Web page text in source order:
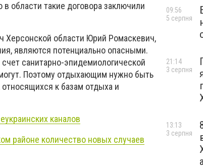
области такие договора заключили
Херсонской области Юрий Ромаскевич,
являются потенциально опасными.
санитарно-эпидемиологической
Поэтому отдыхающим нужно быть
к базам отдыха и
каналов
районе количество новых случаев
09:56
5 серпня
21:14
3 серпня
13:13
3 серпня